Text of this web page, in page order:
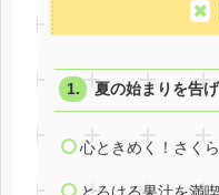
夏の始まりを告
心ときめく！さく